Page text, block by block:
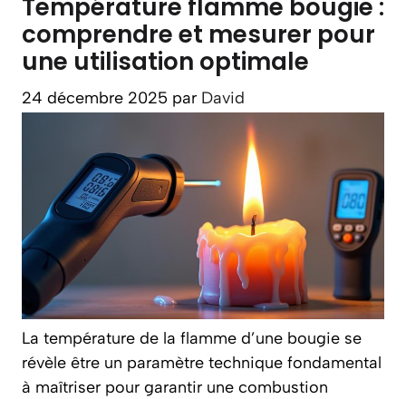
Température flamme bougie :
comprendre et mesurer pour
une utilisation optimale
24 décembre 2025 par David
La température de la flamme d’une bougie se
révèle être un paramètre technique fondamental
à maîtriser pour garantir une combustion